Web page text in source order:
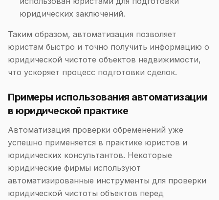
юридических заключений.
Таким образом, автоматизация позволяет
юристам быстро и точно получить информацию о
юридической чистоте объектов недвижимости,
что ускоряет процесс подготовки сделок.
Примеры использования автоматизации
в юридической практике
Автоматизация проверки обременений уже
успешно применяется в практике юристов и
юридических консультантов. Некоторые
юридические фирмы используют
автоматизированные инструменты для проверки
юридической чистоты объектов перед